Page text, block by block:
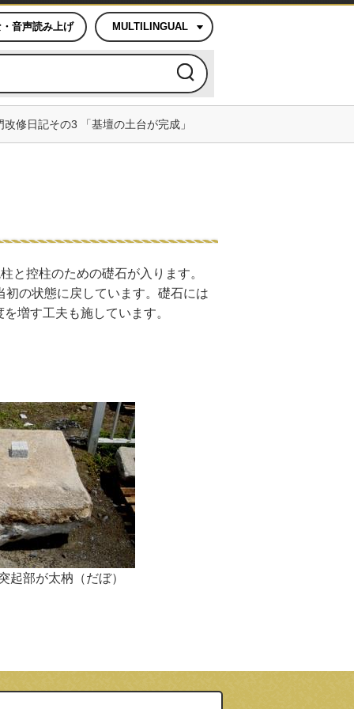
音声読み上げ MULTILINGUAL
改修日記その3 「基壇の土台が完成」
と控柱のための礎石が入ります。
の状態に戻しています。礎石には
増す工夫も施しています。
部が太枘（だぼ）